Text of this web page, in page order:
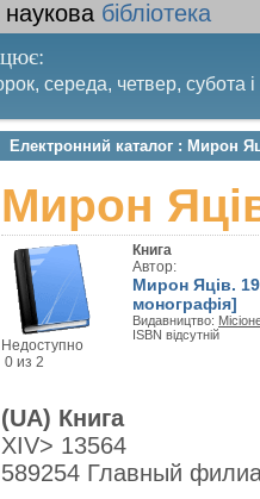
бібліотека
середа, четвер, субота
п’ятниця. Останній четвер
Електронний каталог : Мирон
Мирон
Недоступно
0 из 2
Книга
Автор:
Мирон Яців.
монографія]
Видавництво:
ISBN відсутній
(UA) Книга
XIV> 13564
589254 Главный